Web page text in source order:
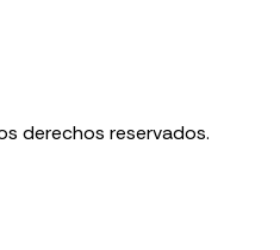
derechos reservados.